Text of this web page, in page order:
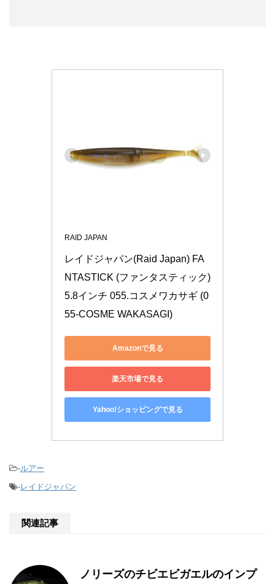
RAID JAPAN
レイドジャパン(Raid Japan) FA
NTASTICK (ファンタスティック)
5.8インチ 055.コスメワカサギ (0
55-COSME WAKASAGI)
Amazonで見る
楽天市場で見る
Yahoo!ショッピングで見る
-ルアー
-レイドジャパン
関連記事
ノリーズのチビエビガエルのインプ